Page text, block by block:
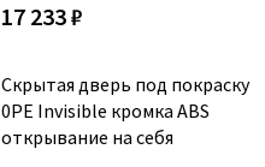
17 233 ₽
Скрытая дверь под покраску
0PE Invisible кромка ABS
открывание на себя